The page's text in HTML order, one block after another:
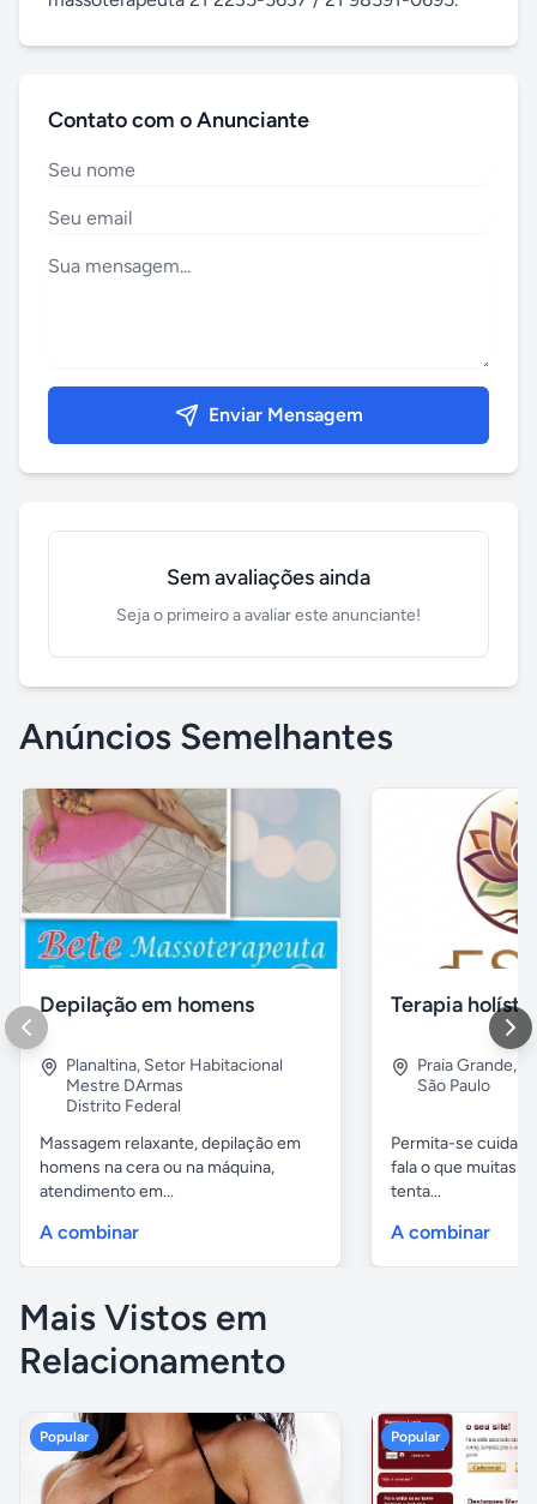
Contato com o Anunciante
Enviar Mensagem
Sem avaliações ainda
Seja o primeiro a avaliar este anunciante!
Anúncios Semelhantes
Depilação em homens
Planaltina, Setor Habitacional
Mestre DArmas
Distrito Federal
Massagem relaxante, depilação em
homens na cera ou na máquina,
atendimento em...
A combinar
Praia Grande,
São Paulo
Permita-se cuidar
fala o que muitas
tenta...
A combinar
Mais Vistos em
Relacionamento
Popular Popular